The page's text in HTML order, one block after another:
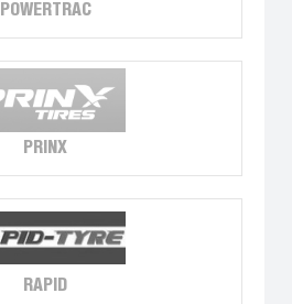
POWERTRAC
PRINX
RAPID